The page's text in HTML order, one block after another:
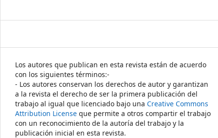
Los autores que publican en esta revista están de acuerdo
con los siguientes términos:-
- Los autores conservan los derechos de autor y garantizan
a la revista el derecho de ser la primera publicación del
trabajo al igual que licenciado bajo una Creative Commons
Attribution License que permite a otros compartir el trabajo
con un reconocimiento de la autoría del trabajo y la
publicación inicial en esta revista.